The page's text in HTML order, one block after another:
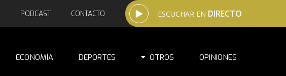
ESCUCHAR EN DIRECTO
PODCAST CONTACTO
ECONOMÍA DEPORTES OTROS OPINIONES